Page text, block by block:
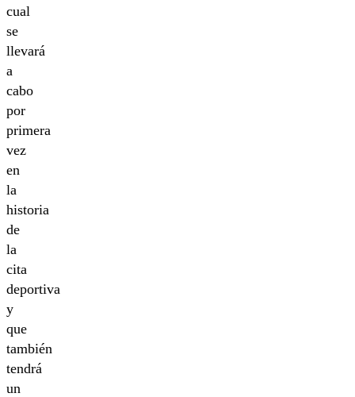
cual
se
llevará
a
cabo
por
primera
vez
en
la
historia
de
la
cita
deportiva
y
que
también
tendrá
un